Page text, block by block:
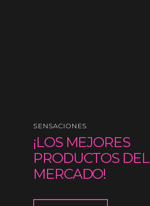
SENSACIONES
¡LOS MEJORES
PRODUCTOS DEL
MERCADO!